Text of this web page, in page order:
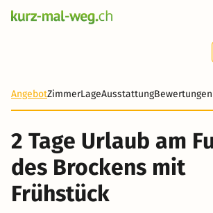
AngebotZimmerLageAusstattungBewertungen
2 Tage Urlaub am
des Brockens mit
Frühstück